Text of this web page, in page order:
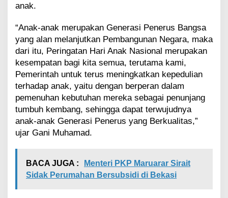
u
n
g
a
n
d
a
n
P
e
m
e
h
a
anak.
“Anak-anak merupakan Generasi Penerus Bangsa
yang alan melanjutkan Pembangunan Negara, maka
dari itu, Peringatan Hari Anak Nasional merupakan
kesempatan bagi kita semua, terutama kami,
Pemerintah untuk terus meningkatkan kepedulian
terhadap anak, yaitu dengan berperan dalam
pemenuhan kebutuhan mereka sebagai penunjang
tumbuh kembang, sehingga dapat terwujudnya
anak-anak Generasi Penerus yang Berkualitas,”
ujar Gani Muhamad.
BACA JUGA :
Menteri PKP Maruarar Sirait
Sidak Perumahan Bersubsidi di Bekasi